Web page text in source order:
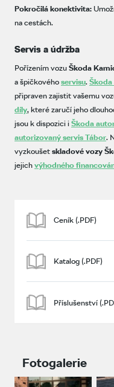
Pokročilá konektivita:
na cestách.
Servis a údržba
Pořízením vozuŠkoda
a špičkovéhoservisu.Škoda
připraven zajistit vašemu
díly, které zaručí jeho
jsou k dispozici iŠkoda
autorizovaný servis Tábor.
vyzkoušetskladové vozy
jejichvýhodného
Ceník (.PDF)
Katalog (.PDF)
Příslušenství
Fotogalerie